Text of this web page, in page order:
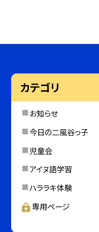
カテゴリ
お知らせ
今日の二風谷っ子
児童会
アイヌ語学習
ハララキ体験
専用ページ